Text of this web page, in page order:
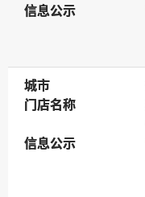
信息公示
信息公示
城市
城市
门店名称
门店名称
信息公示
信息公示